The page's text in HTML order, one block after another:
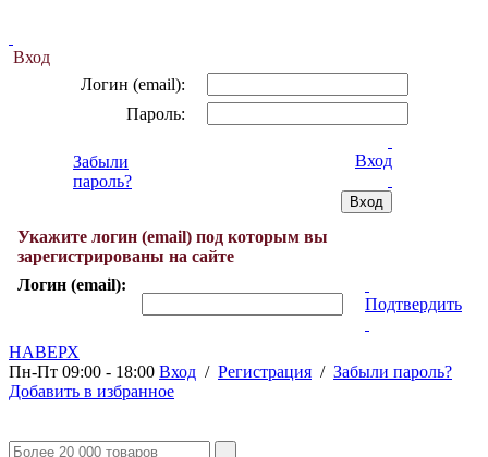
Вход
Логин (email):
Пароль:
Забыли
пароль?
Вход
Укажите логин (email) под которым вы
зарегистрированы на сайте
Логин (email):
Подтвердить
НАВЕРХ
Пн-Пт 09:00 - 18:00 Вход / Регистрация / Забыли пароль?
Добавить в избранное